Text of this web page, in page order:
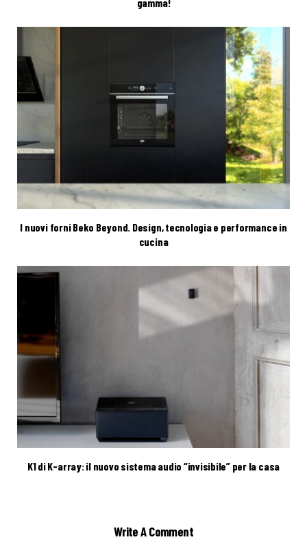
I nuovi forni Beko Beyond. Design, tecnologia e performance in
cucina
K1 di K-array: il nuovo sistema audio “invisibile” per la casa
Write A Comment